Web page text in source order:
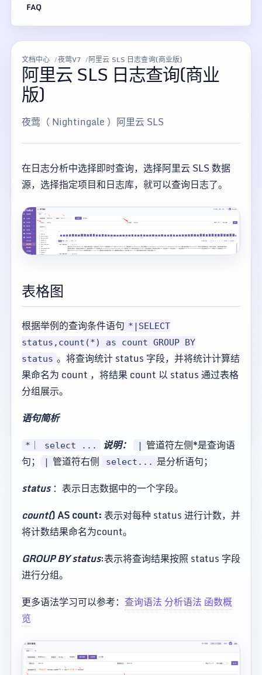
FAQ
文档中心 夜莺V7 阿里云 SLS 日志查询(商业版)
阿里云 SLS 日志查询(商业
版)
夜莺（ Nightingale ）阿里云 SLS
在日志分析中选择即时查询，选择阿里云 SLS 数据
源，选择指定项目和日志库，就可以查询日志了。
表格图
根据举例的查询条件语句 *|SELECT
status,count(*) as count GROUP BY
status 。将查询统计 status 字段，并将统计计算结
果命名为 count ，将结果 count 以 status 通过表格
分组展示。
语句简析
*｜ select ... 说明： | 管道符左侧*是查询语
句；
| 管道符右侧 select... 是分析语句；
status：表示日志数据中的一个字段。
count() AS count:表示对每种 status 进行计数，并
将计数结果命名为count。
GROUP BY status:表示将查询结果按照 status 字段
进行分组。
更多语法学习可以参考： 查询语法 分析语法 函数概
览